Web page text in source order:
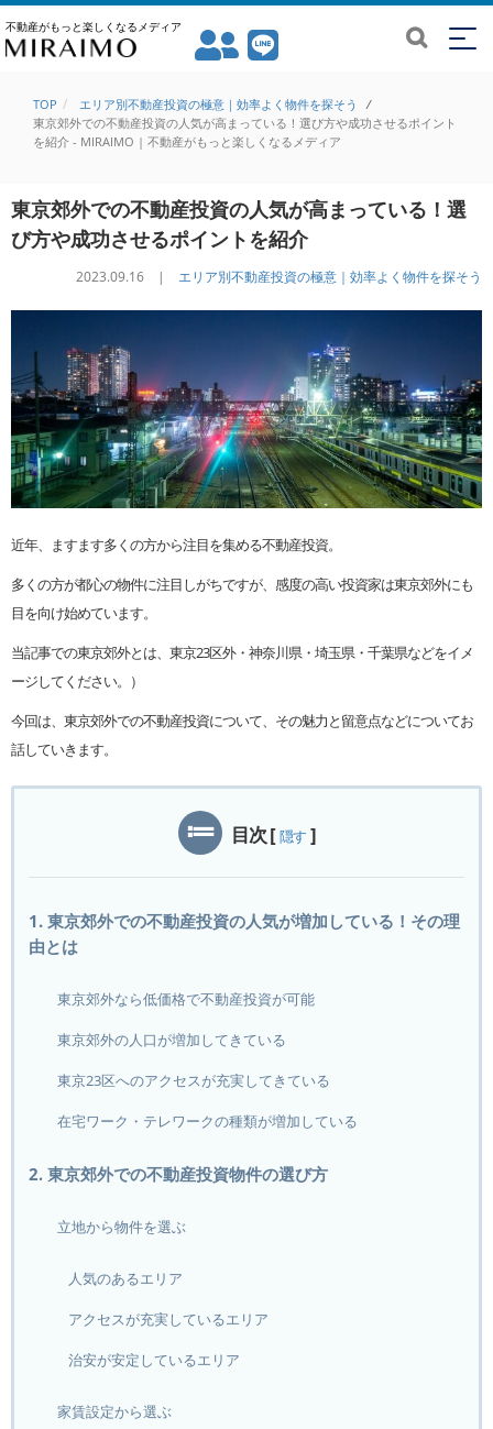
不動産がもっと楽しくなるメディア
TOP エリア別不動産投資の極意｜効率よく物件を探そう
/
東京郊外での不動産投資の人気が高まっている！選び方や成功させるポイント
を紹介 - MIRAIMO | 不動産がもっと楽しくなるメディア
東京郊外での不動産投資の人気が高まっている！選
び方や成功させるポイントを紹介
2023.09.16 | エリア別不動産投資の極意｜効率よく物件を探そう
近年、ますます多くの方から注目を集める不動産投資。
多くの方が都心の物件に注目しがちですが、感度の高い投資家は東京郊外にも
目を向け始めています。
当記事での東京郊外とは、東京23区外・神奈川県・埼玉県・千葉県などをイメ
ージしてください。）
今回は、東京郊外での不動産投資について、その魅力と留意点などについてお
話していきます。
目次[ 隠す ]
1. 東京郊外での不動産投資の人気が増加している！その理
由とは
東京郊外なら低価格で不動産投資が可能
東京郊外の人口が増加してきている
東京23区へのアクセスが充実してきている
在宅ワーク・テレワークの種類が増加している
2. 東京郊外での不動産投資物件の選び方
立地から物件を選ぶ
人気のあるエリア
アクセスが充実しているエリア
治安が安定しているエリア
家賃設定から選ぶ